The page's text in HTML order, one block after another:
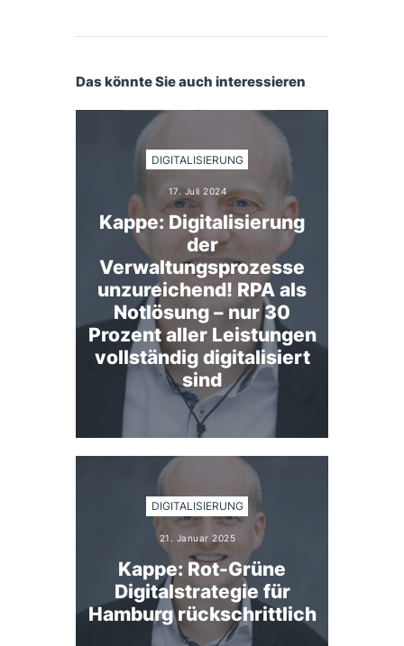
Das könnte Sie auch interessieren
DIGITALISIERUNG
17. Juli 2024
Kappe: Digitalisierung
der
Verwaltungsprozesse
unzureichend! RPA als
Notlösung – nur 30
Prozent aller Leistungen
vollständig digitalisiert
sind
DIGITALISIERUNG
21. Januar 2025
Kappe: Rot-Grüne
Digitalstrategie für
Hamburg rückschrittlich